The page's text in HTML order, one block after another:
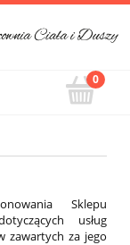
Sklepu
usług
zawartych za jego